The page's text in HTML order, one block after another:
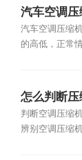
汽车空调
汽车空调压缩
的高低，正常
怎么判断压
判断空调压缩
辨别空调压缩